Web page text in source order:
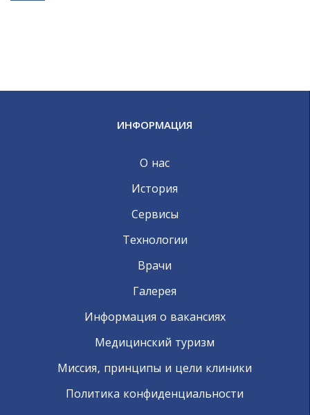
ИНФОРМАЦИЯ
О нас
История
Сервисы
Технологии
Врачи
Галерея
Информация о вакансиях
Медицинский туризм
Миссия, принципы и цели клиники
Политика конфиденциальности